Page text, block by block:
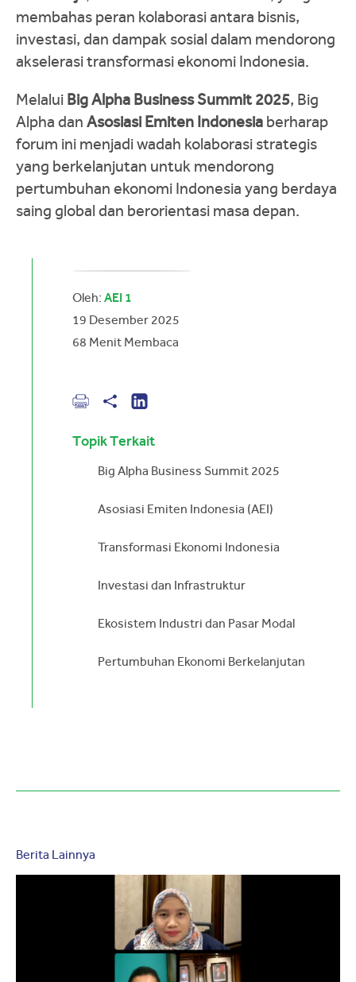
membahas peran kolaborasi antara bisnis,
investasi, dan dampak sosial dalam mendorong
akselerasi transformasi ekonomi Indonesia.
Melalui Big Alpha Business Summit 2025, Big
Alpha dan Asosiasi Emiten Indonesia berharap
forum ini menjadi wadah kolaborasi strategis
yang berkelanjutan untuk mendorong
pertumbuhan ekonomi Indonesia yang berdaya
saing global dan berorientasi masa depan.
Oleh: AEI 1
19 Desember 2025
68 Menit Membaca
Topik Terkait
Big Alpha Business Summit 2025
Asosiasi Emiten Indonesia (AEI)
Transformasi Ekonomi Indonesia
Investasi dan Infrastruktur
Ekosistem Industri dan Pasar Modal
Pertumbuhan Ekonomi Berkelanjutan
Berita Lainnya